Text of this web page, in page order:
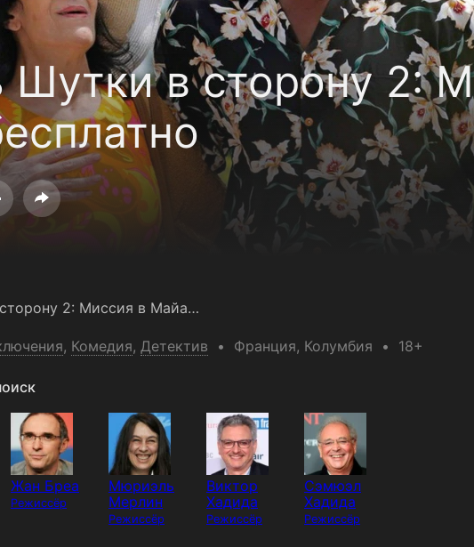
Шутки в сторону 2:
Шутки в сторону 2: Миссия в Майами
, Комедия, Детектив Франция, Колумбия 18+
Жан Бреа
Режиссёр
Мюриэль
Мерлин
Режиссёр
Виктор
Хадида
Режиссёр
Сэмюэл
Хадида
Режиссёр